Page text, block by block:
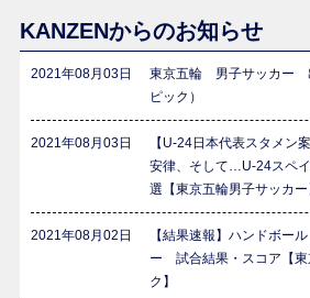
KANZENからのお知らせ
2021年08月03日
東京五輪 男子サッカー
ピック）
2021年08月03日
【U-24日本代表スタメン
安律、そして…U-24スペ
選【東京五輪男子サッカー
2021年08月02日
【結果速報】ハンドボ
ー 試合結果・スコア【東
ク】